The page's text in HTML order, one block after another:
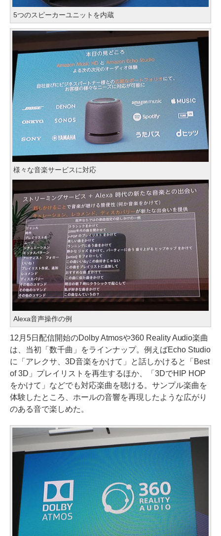
5つのスピーカーユニットを内蔵
様々な音楽サービスに対応
Alexa音声操作の例
12月5日配信開始のDolby Atmosや360 Reality Audio楽曲
は、当初「数千曲」をラインナップ。例えばEcho Studio
に「アレクサ、3D音楽をかけて」と話しかけると「Best
of 3D」プレイリストを再生するほか、「3DでHIP HOP
をかけて」などでも対応楽曲を聴ける。サンプル楽曲を
体験したところ、ホールの音響を再現したような広がり
のある音で楽しめた。